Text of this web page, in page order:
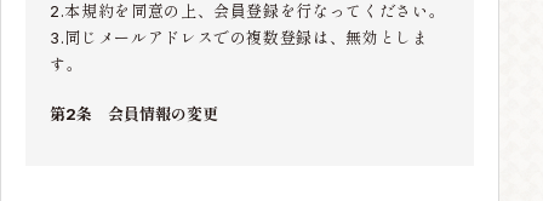
2.本規約を同意の上、会員登録を行なってください。
3.同じメールアドレスでの複数登録は、無効としま
す。
第2条 会員情報の変更